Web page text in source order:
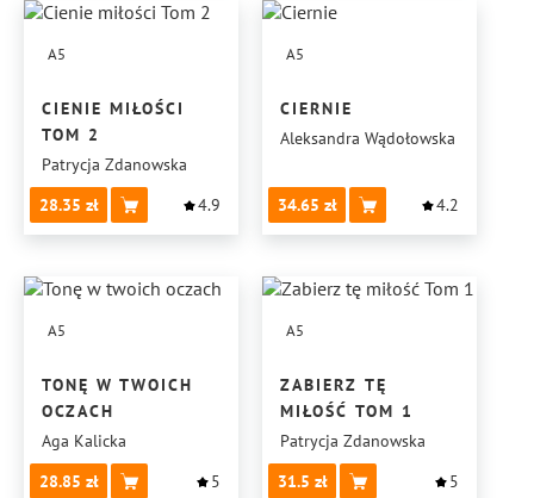
A5
CIENIE MIŁOŚCI
TOM 2
Patrycja Zdanowska
28.35
4.9
A5
CIERNIE
Aleksandra Wądołowska
34.65 4.2
A5
TONĘ W TWOICH
OCZACH
Aga Kalicka
28.85
5
A5
ZABIERZ TĘ
MIŁOŚĆ TOM 1
Patrycja Zdanowska
31.5
5